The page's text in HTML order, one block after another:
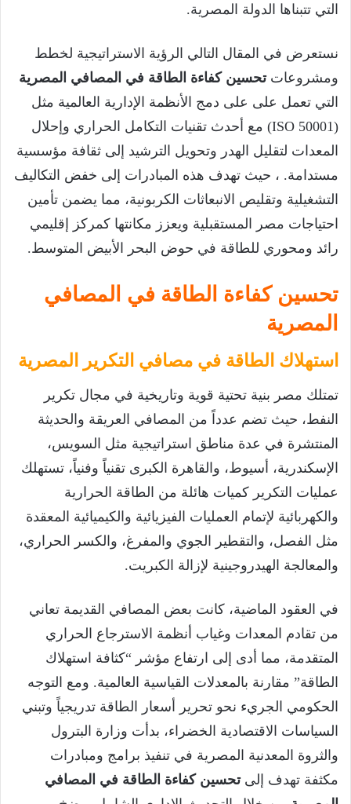
التي تتبناها الدولة المصرية.
نستعرض في المقال التالي الرؤية الاستراتيجية لخطط
ومشروعاتتحسين كفاءة الطاقة في المصافي المصرية
التي تعمل على على دمج الأنظمة الإدارية العالمية مثل
(ISO 50001) مع أحدث تقنيات التكامل الحراري وإحلال
المعدات لتقليل الهدر وتحويل الترشيد إلى ثقافة مؤسسية
مستدامة. ، حيث تهدف هذه المبادرات إلى خفض التكاليف
التشغيلية وتقليص الانبعاثات الكربونية، مما يضمن تأمين
احتياجات مصر المستقبلية ويعزز مكانتها كمركز إقليمي
رائد ومحوري للطاقة في حوض البحر الأبيض المتوسط.
تحسين كفاءة الطاقة في المصافي
المصرية
استهلاك الطاقة في مصافي التكرير المصرية
تمتلك مصر بنية تحتية قوية وتاريخية في مجال تكرير
النفط، حيث تضم عدداً من المصافي العريقة والحديثة
المنتشرة في عدة مناطق استراتيجية مثل السويس،
الإسكندرية، أسيوط، والقاهرة الكبرى تقنياً وفنياً، تستهلك
عمليات التكرير كميات هائلة من الطاقة الحرارية
والكهربائية لإتمام العمليات الفيزيائية والكيميائية المعقدة
مثل الفصل، والتقطير الجوي والمفرغ، والكسر الحراري،
والمعالجة الهيدروجينية لإزالة الكبريت.
في العقود الماضية، كانت بعض المصافي القديمة تعاني
من تقادم المعدات وغياب أنظمة الاسترجاع الحراري
المتقدمة، مما أدى إلى ارتفاع مؤشر “كثافة استهلاك
الطاقة” مقارنة بالمعدلات القياسية العالمية. ومع التوجه
الحكومي الجريء نحو تحرير أسعار الطاقة تدريجياً وتبني
السياسات الاقتصادية الخضراء، بدأت وزارة البترول
والثروة المعدنية المصرية في تنفيذ برامج ومبادرات
مكثفة تهدف إلىتحسين كفاءة الطاقة في المصافي